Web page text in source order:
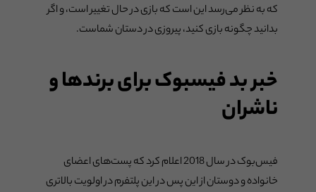
که به نظر می‌رسد این است که بازی در حال تغییر است، و اگر
بدانید چگونه بازی کنید، پیروزی در دستان شماست.
خبر بد فیسبوک برای برندها و
ناشران
فیس‌بوک در سال 2018 اعلام کرد که پست‌های اعضای
خانواده و دوستان از این پس در این پلتفرم در اولویت بالاتری